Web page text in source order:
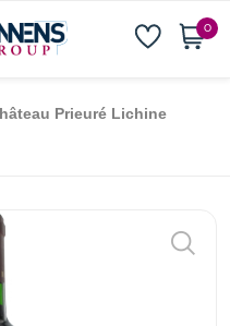
0
Prieuré Lichine